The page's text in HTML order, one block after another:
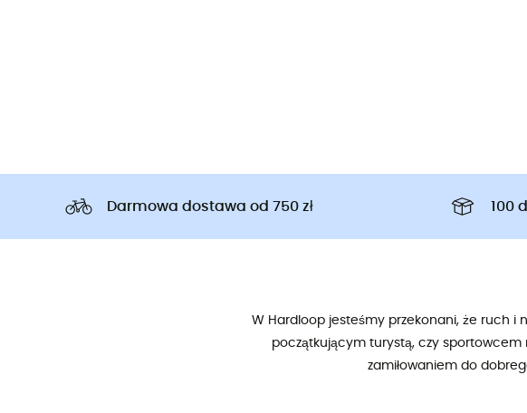
Darmowa dostawa od 750 zł 100
W Hardloop jesteśmy przekonani, że ruch i
początkującym turystą, czy sportowcem
zamiłowaniem do